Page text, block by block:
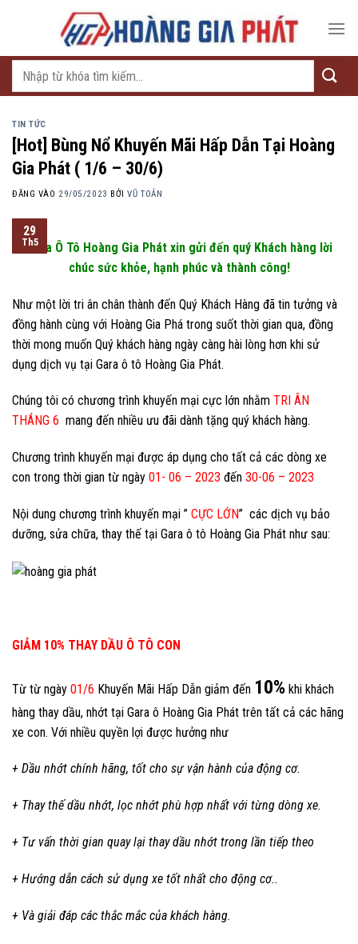
Tìm
TIN TỨC
[Hot] Bùng Nổ Khuyến Mãi Hấp Dẫn Tại Hoàng
Gia Phát ( 1/6 – 30/6)
ĐĂNG VÀO 29/05/2023 BỞIVŨ TOẢN
29
Th5Gara Ô Tô Hoàng Gia Phát xin gửi đến quý Khách hàng lời
chúc sức khỏe, hạnh phúc và thành công!
Như một lời tri ân chân thành đến Quý Khách Hàng đã tin tưởng và
đồng hành cùng với Hoàng Gia Phá trong suốt thời gian qua, đồng
thời mong muốn Quý khách hàng ngày càng hài lòng hơn khi sử
dụng dịch vụ tại Gara ô tô Hoàng Gia Phát.
Chúng tôi có chương trình khuyến mại cực lớn nhằm TRI ÂN
THÁNG 6 mang đến nhiều ưu đãi dành tặng quý khách hàng.
Chương trình khuyến mại được áp dụng cho tất cả các dòng xe
con trong thời gian từ ngày 01- 06 – 2023 đến 30-06 – 2023
Nội dung chương trình khuyến mại ” CỰC LỚN” các dịch vụ bảo
dưỡng, sửa chữa, thay thế tại Gara ô tô Hoàng Gia Phát như sau:
GIẢM 10% THAY DẦU Ô TÔ CON
Từ từ ngày 01/6 Khuyến Mãi Hấp Dẫn giảm đến 10% khi khách
hàng thay dầu, nhớt tại Gara ô Hoàng Gia Phát trên tất cả các hãng
xe con. Với nhiều quyền lợi được hưởng như
+ Dầu nhớt chính hãng, tốt cho sự vận hành của động cơ.
+ Thay thế dầu nhớt, lọc nhớt phù hợp nhất với từng dòng xe.
+ Tư vấn thời gian quay lại thay dầu nhớt trong lần tiếp theo
+ Hướng dẫn cách sử dụng xe tốt nhất cho động cơ..
+ Và giải đáp các thắc mắc của khách hàng.